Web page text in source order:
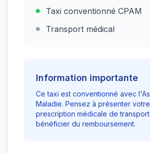
Taxi conventionné CPAM
Transport médical
Information importante
Ce taxi est conventionné avec
Maladie. Pensez à présenter votre
prescription médicale de
bénéficier du remboursement.